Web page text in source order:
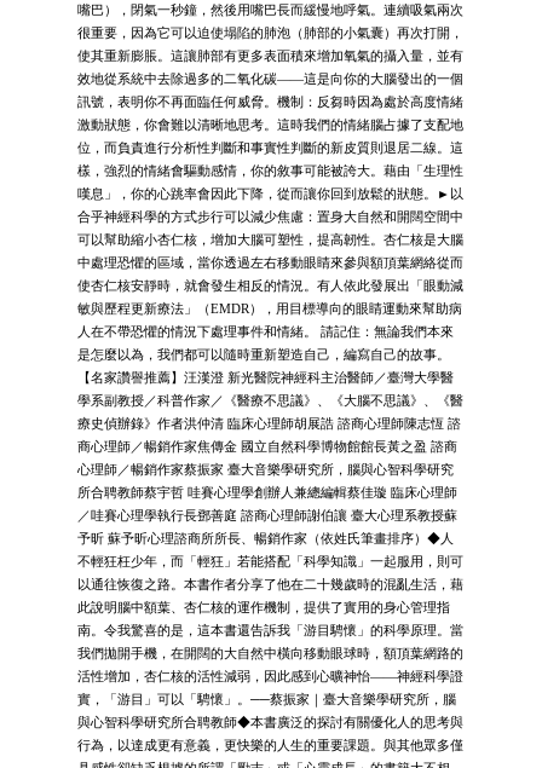
嘴巴），閉氣一秒鐘，然後用嘴巴長而緩慢地呼氣。連續吸氣兩次
很重要，因為它可以迫使塌陷的肺泡（肺部的小氣囊）再次打開，
使其重新膨脹。這讓肺部有更多表面積來增加氧氣的攝入量，並有
效地從系統中去除過多的二氧化碳——這是向你的大腦發出的一個
訊號，表明你不再面臨任何威脅。機制：反芻時因為處於高度情緒
激動狀態，你會難以清晰地思考。這時我們的情緒腦占據了支配地
位，而負責進行分析性判斷和事實性判斷的新皮質則退居二線。這
樣，強烈的情緒會驅動感情，你的敘事可能被誇大。藉由「生理性
嘆息」，你的心跳率會因此下降，從而讓你回到放鬆的狀態。►以
合乎神經科學的方式步行可以減少焦慮：置身大自然和開闊空間中
可以幫助縮小杏仁核，增加大腦可塑性，提高韌性。杏仁核是大腦
中處理恐懼的區域，當你透過左右移動眼睛來參與額頂葉網絡從而
使杏仁核安靜時，就會發生相反的情況。有人依此發展出「眼動減
敏與歷程更新療法」（EMDR），用目標導向的眼睛運動來幫助病
人在不帶恐懼的情況下處理事件和情緒。 請記住：無論我們本來
是怎麼以為，我們都可以隨時重新塑造自己，編寫自己的故事。
【名家讚譽推薦】汪漢澄 新光醫院神經科主治醫師／臺灣大學醫
學系副教授／科普作家／《醫療不思議》、《大腦不思議》、《醫
療史偵辦錄》作者洪仲清 臨床心理師胡展誥 諮商心理師陳志恆 諮
商心理師／暢銷作家焦傳金 國立自然科學博物館館長黃之盈 諮商
心理師／暢銷作家蔡振家 臺大音樂學研究所，腦與心智科學研究
所合聘教師蔡宇哲 哇賽心理學創辦人兼總編輯蔡佳璇 臨床心理師
／哇賽心理學執行長鄧善庭 諮商心理師謝伯讓 臺大心理系教授蘇
予昕 蘇予昕心理諮商所所長、暢銷作家（依姓氏筆畫排序）◆人
不輕狂枉少年，而「輕狂」若能搭配「科學知識」一起服用，則可
以通往恢復之路。本書作者分享了他在二十幾歲時的混亂生活，藉
此說明腦中額葉、杏仁核的運作機制，提供了實用的身心管理指
南。令我驚喜的是，這本書還告訴我「游目騁懷」的科學原理。當
我們拋開手機，在開闊的大自然中橫向移動眼球時，額頂葉網路的
活性增加，杏仁核的活性減弱，因此感到心曠神怡——神經科學證
實，「游目」可以「騁懷」。──蔡振家｜臺大音樂學研究所，腦
與心智科學研究所合聘教師◆本書廣泛的探討有關優化人的思考與
行為，以達成更有意義，更快樂的人生的重要課題。與其他眾多僅